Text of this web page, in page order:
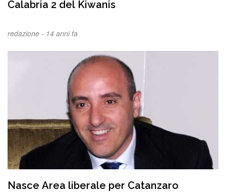
Calabria 2 del Kiwanis
redazione - 14 anni fa
Nasce Area liberale per Catanzaro